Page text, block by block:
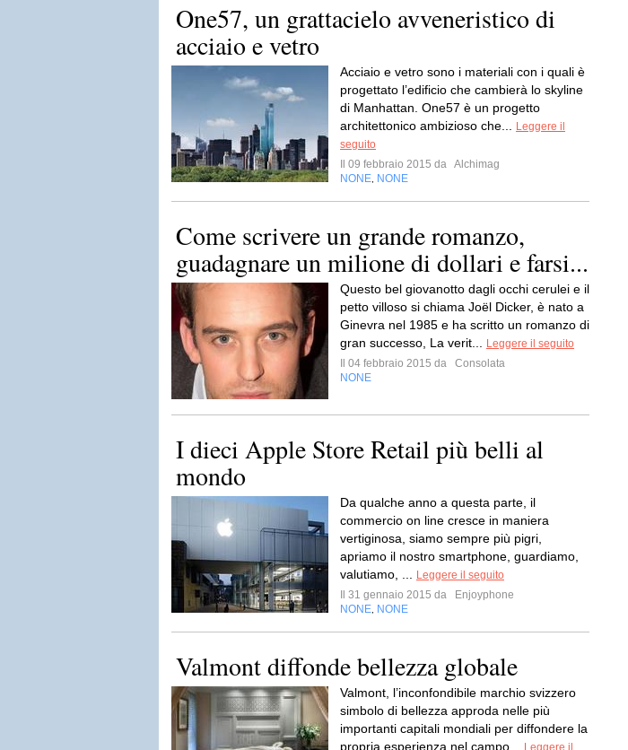
One57, un grattacielo avveneristico di
acciaio e vetro
Acciaio e vetro sono i materiali con i quali è
progettato l’edificio che cambierà lo skyline
di Manhattan. One57 è un progetto
architettonico ambizioso che...
Leggere il
seguito
Il 09 febbraio 2015 da Alchimag
NONE NONE
Come scrivere un grande romanzo,
guadagnare un milione di dollari e farsi...
Questo bel giovanotto dagli occhi cerulei e il
petto villoso si chiama Joël Dicker, è nato a
Ginevra nel 1985 e ha scritto un romanzo di
gran successo, La verit...
Leggere il seguito
Il 04 febbraio 2015 da
Consolata
NONE
I dieci Apple Store Retail più belli al
mondo
Da qualche anno a questa parte, il
commercio on line cresce in maniera
vertiginosa, siamo sempre più pigri,
apriamo il nostro smartphone, guardiamo,
valutiamo, ...
Leggere il seguito
Il 31 gennaio 2015 da
Enjoyphone
NONE NONE
Valmont diffonde bellezza globale
Valmont, l’inconfondibile marchio svizzero
simbolo di bellezza approda nelle più
importanti capitali mondiali per diffondere la
propria esperienza nel campo...
Leggere il